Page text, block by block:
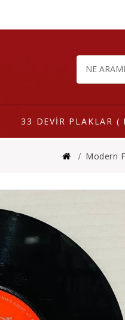
33 DEVİR PLAKLAR (
Modern